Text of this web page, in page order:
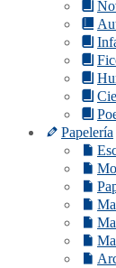
Papelería